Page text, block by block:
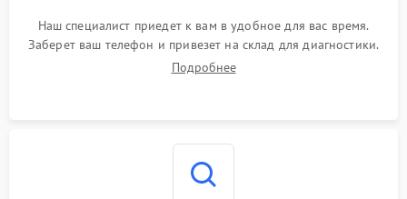
Наш специалист приедет к вам в удобное для вас время.
Заберет ваш телефон и привезет на склад для диагностики.
Подробнее